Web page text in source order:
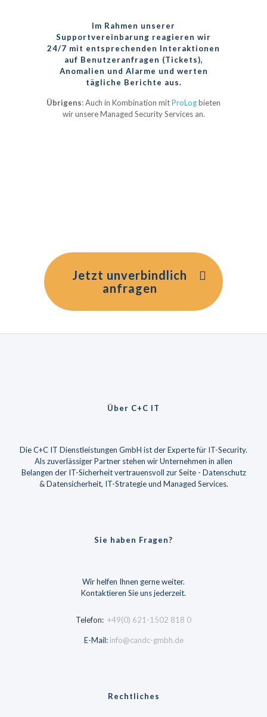
Im Rahmen unserer
Supportvereinbarung reagieren wir
24/7 mit entsprechenden Interaktionen
auf Benutzeranfragen (Tickets),
Anomalien und Alarme und werten
tägliche Berichte aus.
Übrigens: Auch in Kombination mitProLogbieten
wir unsere Managed Security Services an.
Jetzt unverbindlich
anfragen
Über C+C IT
Die C+C IT Dienstleistungen GmbH ist der Experte für IT-Security.
Als zuverlässiger Partner stehen wir Unternehmen in allen
Belangen der IT-Sicherheit vertrauensvoll zur Seite - Datenschutz
& Datensicherheit, IT-Strategie und Managed Services.
Sie haben Fragen?
Wir helfen Ihnen gerne weiter.
Kontaktieren Sie uns jederzeit.
Telefon: +49(0) 621-1502 818 0
E-Mail: info@candc-gmbh.de
Rechtliches